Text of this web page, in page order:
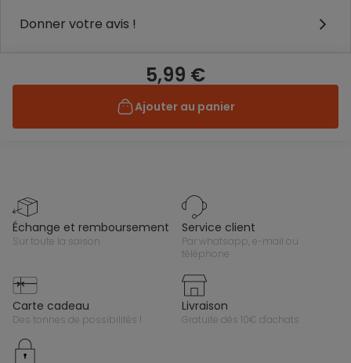
Donner votre avis !
5,99 €
Ajouter au panier
échange et remboursement
sur toute la saison
service client
par whatsapp, e-mail ou
téléphone
carte cadeau
des tonnes de possibilités !
livraison
gratuite dès 10€ d'achats